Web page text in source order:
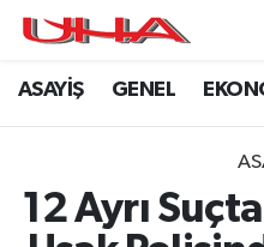
ASAYİŞ GENEL
12 Ayrı
ASAYİŞ
GENEL
Nöbetçi Eczaneler
Namaz Vakitleri